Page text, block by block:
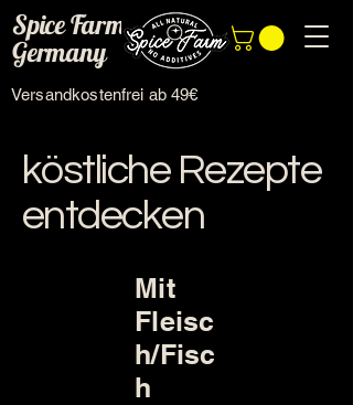
Spice Farm
Germany
Versandkostenfrei ab 49€
köstliche Rezepte
entdecken
Mit
Fleisc
h/Fisc
h